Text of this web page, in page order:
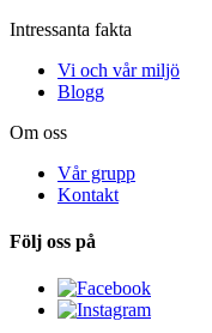
Intressanta fakta
Vi och vår miljö
Blogg
Om oss
Vår grupp
Kontakt
Följ oss på